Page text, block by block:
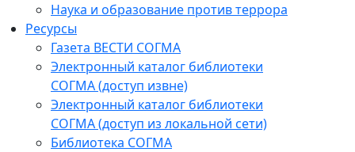
Наука и образование против террора
Ресурсы
Газета ВЕСТИ СОГМА
Электронный каталог библиотеки
СОГМА (доступ извне)
Электронный каталог библиотеки
СОГМА (доступ из локальной сети)
Библиотека СОГМА